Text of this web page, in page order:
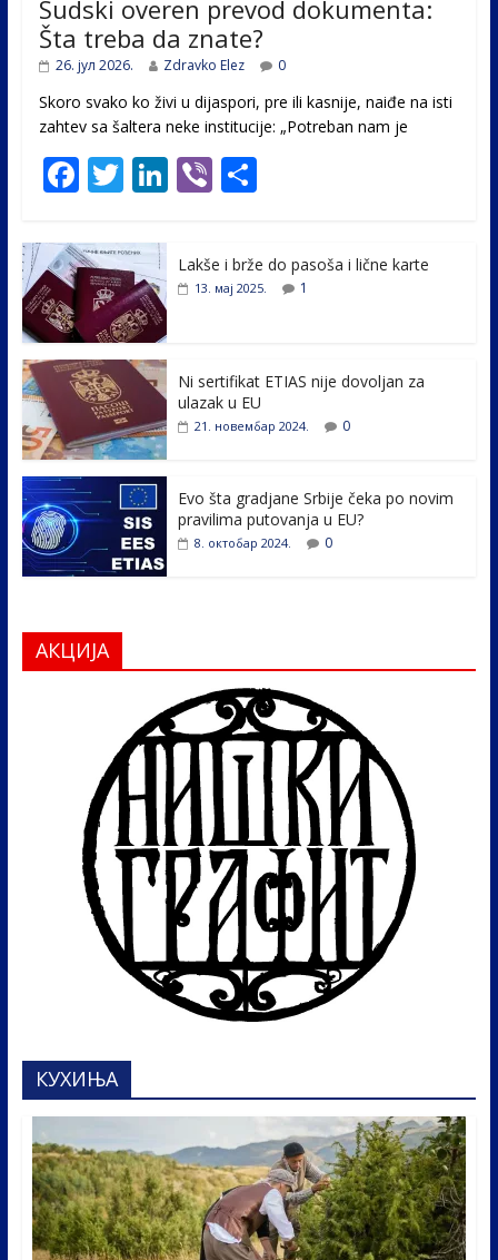
Sudski overen prevod dokumenta:
Šta treba da znate?
26. јул 2026. Zdravko Elez 0
Skoro svako ko živi u dijaspori, pre ili kasnije, naiđe na isti
zahtev sa šaltera neke institucije: „Potreban nam je
F
e
b
o
o
k
T
itt
er
Li
e
Vi
er
S
ar
e
Lakše i brže do pasoša i lične karte
13. мај 2025. 1
Ni sertifikat ETIAS nije dovoljan za
ulazak u EU
21. новембар 2024. 0
Evo šta gradjane Srbije čeka po novim
pravilima putovanja u EU?
8. октобар 2024. 0
АКЦИЈА
КУХИЊА